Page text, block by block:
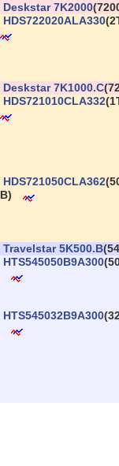
Deskstar 7K2000
HDS722020ALA330
Deskstar 7K1000.C
HDS721010CLA332
HDS721050CLA362
B)
Travelstar 5K500.B
HTS545050B9A300
HTS545032B9A300